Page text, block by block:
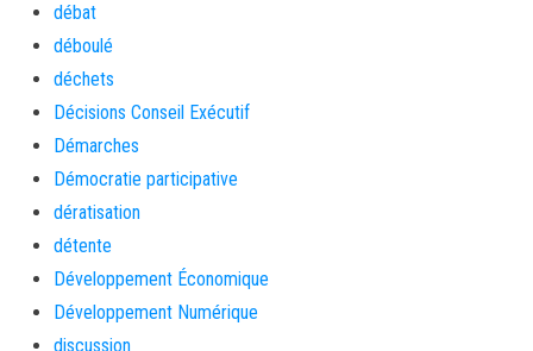
débat
déboulé
déchets
Décisions Conseil Exécutif
Démarches
Démocratie participative
dératisation
détente
Développement Économique
Développement Numérique
discussion